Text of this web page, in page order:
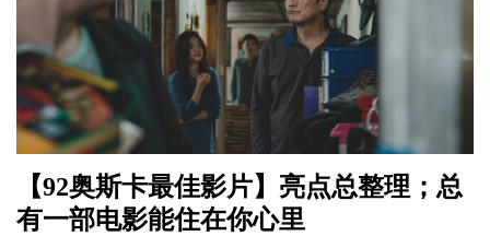
【92奥斯卡最佳影片】亮点总整理；总
有一部电影能住在你心里